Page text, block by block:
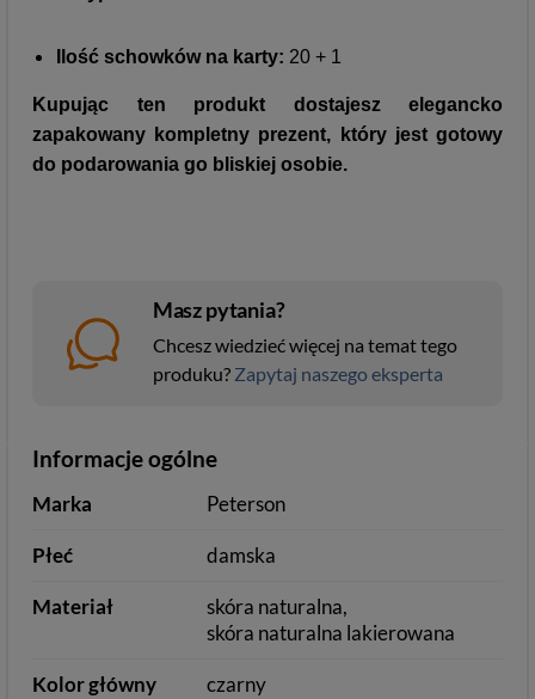
Ilość schowków na karty: 20 + 1
Kupując ten produkt dostajesz elegancko
zapakowany kompletny prezent, który jest gotowy
do podarowania go bliskiej osobie.
Masz pytania?
Chcesz wiedzieć więcej na temat tego
produku? Zapytaj naszego eksperta
Informacje ogólne
Marka Peterson
Płeć damska
Materiał
skóra naturalna
skóra naturalna lakierowana
Kolor główny czarny